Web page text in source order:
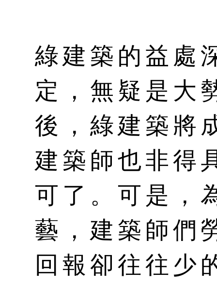
綠建築的益處
定，無疑是大
後，綠建築將
建築師也非得
可了。可是，
藝，建築師們
回報卻往往少